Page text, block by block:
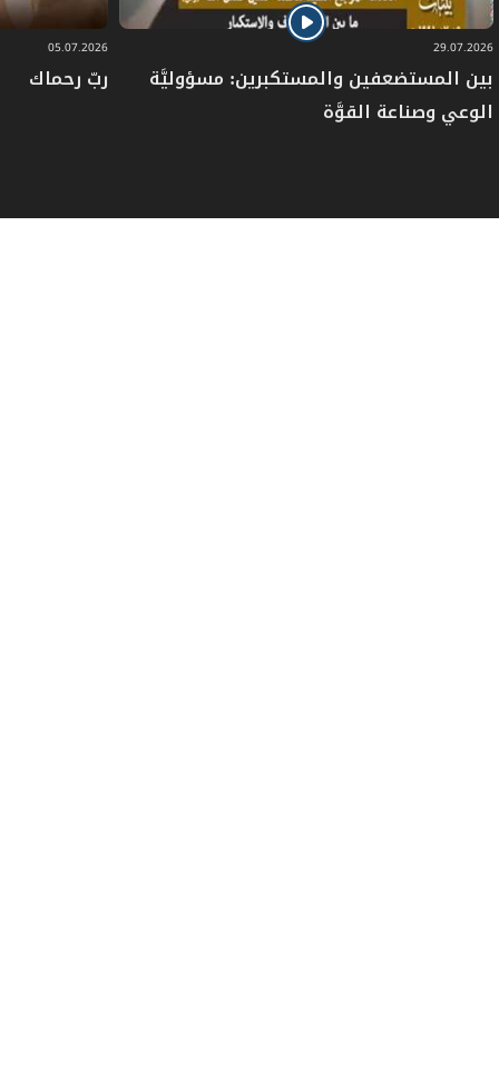
- حرّم التقاتل بين «أمل» و«حزب الله»
- وفي نداءات أطلقها سماحته لوقف القتال
- لم أُفتِ إلاّ بقتال إسرائيل
29.07.2026
بين المستضعفين والمستكبرين: مسؤوليَّة
الوعي وصناعة القوَّة
05.07.2026
ربّ رحماك